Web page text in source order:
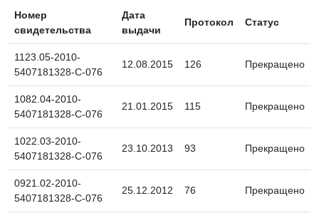
Номер
свидетельства
Дата
выдачи
Протокол Статус
1123.05-2010-
5407181328-С-076
12.08.2015 126 Прекращено
1082.04-2010-
5407181328-С-076
21.01.2015 115 Прекращено
1022.03-2010-
5407181328-С-076
23.10.2013 93 Прекращено
0921.02-2010-
5407181328-С-076
25.12.2012 76 Прекращено